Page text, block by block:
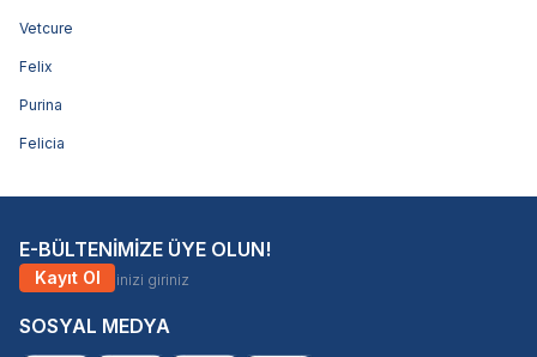
Vetcure
Felix
Purina
Felicia
E-BÜLTENİMİZE ÜYE OLUN!
Kayıt Ol
SOSYAL MEDYA